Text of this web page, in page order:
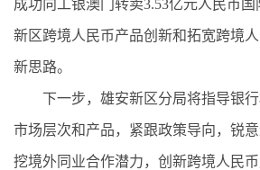
成功向工银澳门转卖3.53亿元人民币
新区跨境人民币产品创新和拓宽跨境
新思路。
下一步，雄安新区分局将指导银行
市场层次和产品，紧跟政策导向，锐
挖境外同业合作潜力，创新跨境人民